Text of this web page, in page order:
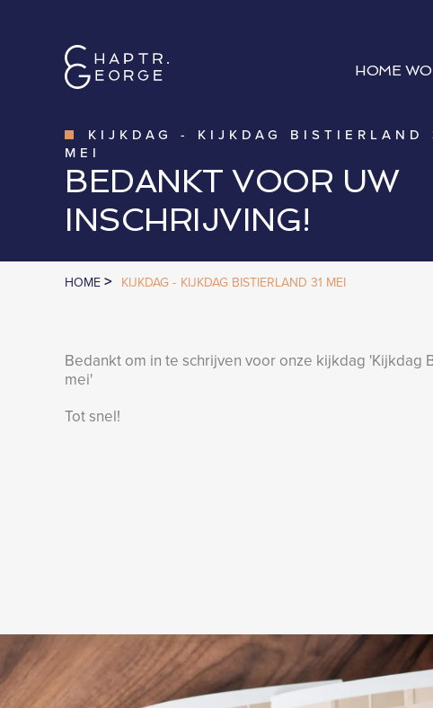
HOME
KIJKDAG - KIJKDAG BISTIERLAND
MEI
BEDANKT VOOR UW
INSCHRIJVING!
HOME > KIJKDAG - KIJKDAG BISTIERLAND 31 MEI
Bedankt om in te schrijven voor onze kijkdag 'Kijkdag
mei'
Tot snel!